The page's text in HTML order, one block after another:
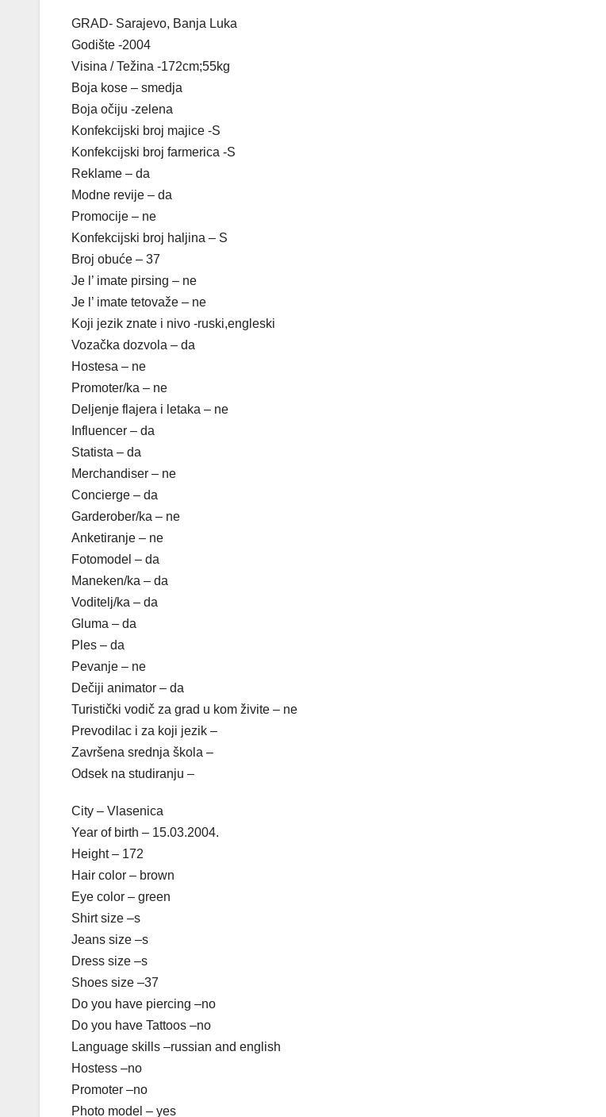
GRAD- Sarajevo, Banja Luka
Godište -2004
Visina / Težina -172cm;55kg
Boja kose – smedja
Boja očiju -zelena
Konfekcijski broj majice -S
Konfekcijski broj farmerica -S
Reklame – da
Modne revije – da
Promocije – ne
Konfekcijski broj haljina – S
Broj obuće – 37
Je l’ imate pirsing – ne
Je l’ imate tetovaže – ne
Koji jezik znate i nivo -ruski,engleski
Vozačka dozvola – da
Hostesa – ne
Promoter/ka – ne
Deljenje flajera i letaka – ne
Influencer – da
Statista – da
Merchandiser – ne
Concierge – da
Garderober/ka – ne
Anketiranje – ne
Fotomodel – da
Maneken/ka – da
Voditelj/ka – da
Gluma – da
Ples – da
Pevanje – ne
Dečiji animator – da
Turistički vodič za grad u kom živite – ne
Prevodilac i za koji jezik –
Završena srednja škola –
Odsek na studiranju –
City – Vlasenica
Year of birth – 15.03.2004.
Height – 172
Hair color – brown
Eye color – green
Shirt size –s
Jeans size –s
Dress size –s
Shoes size –37
Do you have piercing –no
Do you have Tattoos –no
Language skills –russian and english
Hostess –no
Promoter –no
Photo model – yes